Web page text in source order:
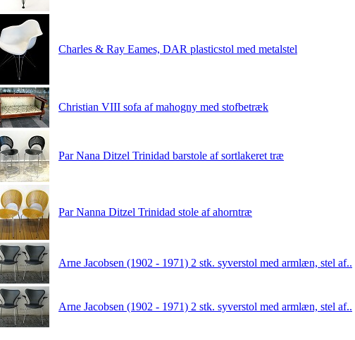
Charles & Ray Eames, DAR plasticstol med metalstel
Christian VIII sofa af mahogny med stofbetræk
Par Nana Ditzel Trinidad barstole af sortlakeret træ
Par Nanna Ditzel Trinidad stole af ahorntræ
Arne Jacobsen (1902 - 1971) 2 stk. syverstol med armlæn, stel af..
Arne Jacobsen (1902 - 1971) 2 stk. syverstol med armlæn, stel af..